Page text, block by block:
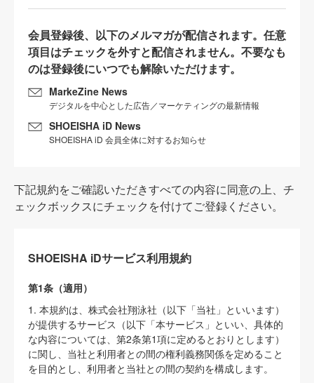
会員登録後、以下のメルマガが配信されます。任意
項目はチェックを外すと配信されません。不要なも
のは登録後にいつでも解除いただけます。
MarkeZine News
デジタルを中心とした広告／マーケティングの最新情報
SHOEISHA iD News
SHOEISHA iD 会員全体に対するお知らせ
下記規約をご確認いただきすべての内容に同意の上、チ
ェックボックスにチェックを付けてご登録ください。
SHOEISHA iDサービス利用規約
第1条（適用）
1. 本規約は、株式会社翔泳社（以下「当社」といいます）
が提供するサービス（以下「本サービス」といい、具体的
な内容については、第2条第1項に定めるとおりとします）
に関し、当社と利用者との間の権利義務関係を定めること
を目的とし、利用者と当社との間の契約を構成します。